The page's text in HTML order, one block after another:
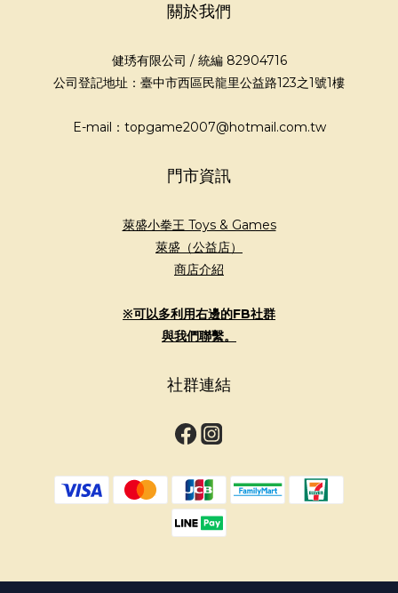
關於我們
健琇有限公司 / 統編 82904716
公司登記地址：臺中市西區民龍里公益路123之1號1樓
E-mail：topgame2007@hotmail.com.tw
門市資訊
萊盛小拳王 Toys & Games
萊盛（公益店）
商店介紹
※可以多利用右邊的FB社群
與我們聯繫。
社群連結